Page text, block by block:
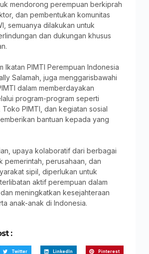
mendorong perempuan berkiprah
dan pembentukan komunitas
semuanya dilakukan untuk
dan dukungan khusus
Ikatan PIMTI Perempuan Indonesia
Salamah, juga menggarisbawahi
dalam memberdayakan
program-program seperti
Toko PIMTI, dan kegiatan sosial
bantuan kepada yang
upaya kolaboratif dari berbagai
pemerintah, perusahaan, dan
sipil, diperlukan untuk
aktif perempuan dalam
meningkatkan kesejahteraan
anak-anak di Indonesia.
:
Twitter LinkedIn Pinterest